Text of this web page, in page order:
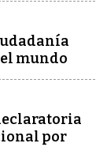
mundo
por